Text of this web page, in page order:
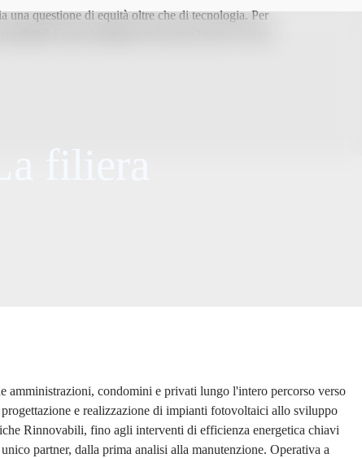
una questione di equità oltre che di tecnologia. Per
amministrazioni, condomini e privati lungo l'intero percorso verso
e realizzazione di impianti fotovoltaici allo sviluppo
Rinnovabili, fino agli interventi di efficienza energetica chiavi
partner, dalla prima analisi alla manutenzione. Operativa a